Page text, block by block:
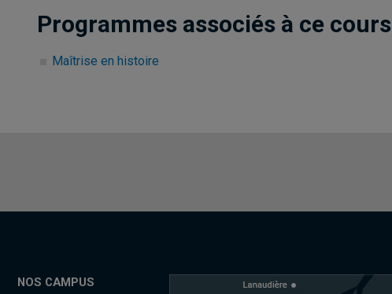
Programmes associés à ce cours
Maîtrise en histoire
NOS CAMPUS